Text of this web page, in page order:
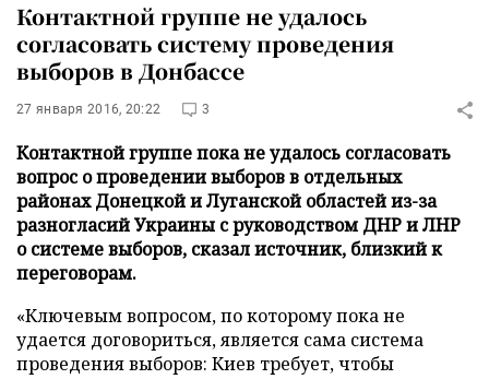
Контактной группе не удалось
согласовать систему проведения
выборов в Донбассе
27 января 2016, 20:22 3
Контактной группе пока не удалось согласовать
вопрос о проведении выборов в отдельных
районах Донецкой и Луганской областей из-за
разногласий Украины с руководством ДНР и ЛНР
о системе выборов, сказал источник, близкий к
переговорам.
«Ключевым вопросом, по которому пока не
удается договориться, является сама система
проведения выборов: Киев требует, чтобы